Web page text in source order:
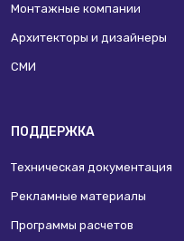
Монтажные компании
Архитекторы и дизайнеры
СМИ
ПОДДЕРЖКА
Техническая документация
Рекламные материалы
Программы расчетов